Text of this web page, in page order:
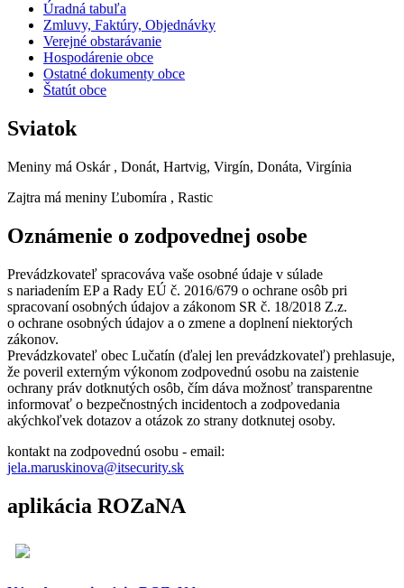
Úradná tabuľa
Zmluvy, Faktúry, Objednávky
Verejné obstarávanie
Hospodárenie obce
Ostatné dokumenty obce
Štatút obce
Sviatok
Meniny má Oskár , Donát, Hartvig, Virgín, Donáta, Virgínia
Zajtra má meniny Ľubomíra , Rastic
Oznámenie o zodpovednej osobe
Prevádzkovateľ spracováva vaše osobné údaje v súlade
s nariadením EP a Rady EÚ č. 2016/679 o ochrane osôb pri
spracovaní osobných údajov a zákonom SR č. 18/2018 Z.z.
o ochrane osobných údajov a o zmene a doplnení niektorých
zákonov.
Prevádzkovateľ obec Lučatín (ďalej len prevádzkovateľ) prehlasuje,
že poveril externým výkonom zodpovednú osobu na zaistenie
ochrany práv dotknutých osôb, čím dáva možnosť transparentne
informovať o bezpečnostných incidentoch a zodpovedania
akýchkoľvek dotazov a otázok zo strany dotknutej osoby.
kontakt na zodpovednú osobu - email:
jela.maruskinova@itsecurity.sk
aplikácia ROZaNA